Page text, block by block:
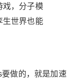
戏，分子模
生世界也能
做的，就是加速